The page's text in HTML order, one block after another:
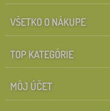
FILTROVANIE
VŠETKO O NÁKUPE
TOP KATEGÓRIE
MÔJ ÚČET